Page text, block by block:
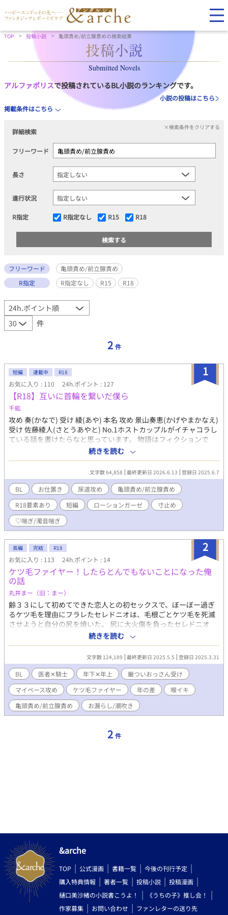
TOP 投稿小説 亀頭責め/前立腺責めの検索結果
Submitted Novels
アルファポリスで投稿されているBL小説のランキングです。
小説の投稿はこちら
掲載条件はこちら
詳細検索
×検索条件をクリアする
フリーワード
長さ
進行状況
R指定 R指定なし R15 R18
フリーワード
亀頭責め/前立腺責め
R指定
R指定なし R15 R18
件
2 件
1
短編 連載中 R18
お気に入り : 110 24h.ポイント : 127
【R18】互いに首輪を繋いだ僕ら
千紘
攻め 奏(かなで) 受け 綾(あや) 本名 攻め 景山奏恵(かげやまかなえ)
受け 佐藤綾人(さとうあやと) No.1ホストカップルがイチャコラし
ている話を書けたらなと思っています。 物語はフィクションで
す。 続く予定、ほぼR18になると思います。 続いてる話とただ致
してるだけの話がありますが多分1話ずつでも読めます。
続きを読む
文字数 64,858 最終更新日 2026.6.13 登録日 2025.6.7
BL お仕置き 尿道攻め
亀頭責め/前立腺責め
R18要素あり
短編 ローションガーゼ
寸止め
♡喘ぎ/濁音喘ぎ
2
長編 完結 R18
お気に入り : 113 24h.ポイント : 14
ケツ毛ファイヤー！したらとんでもないことになった俺
の話
丸井まー（旧：まー）
齢３３にして初めてできた恋人との初セックスで、ぼーぼー過ぎ
るケツ毛を理由にフラレたセレドニオは、毛根ごとケツ毛を死滅
させようと自分の尻を焼いた。 尻に大火傷を負ったセレドニオ
は、病院に入院することになる。 自分でケツ毛ファイヤーしちゃ
ったおっさんのお話。 マイペースな年下医者✕ケツ毛ファイヤー
した厳ついおっさん騎士。 ※ムーンライトノベルズさんでも公開
しております。 ※何でも許せる人向けです。 ※全35話＋おまけの
小話 ※エロあり回には※がついてます。
続きを読む
文字数 124,189 最終更新日 2025.5.5 登録日 2025.3.31
BL 医者✕騎士 年下✕年上
厳ついおっさん受け
マイペース攻め
ケツ毛ファイヤー 年の差
喉イキ
亀頭責め/前立腺責め
お漏らし/潮吹き
2 件
&arche
TOP 公式漫画 書籍一覧
今後の刊行予定
購入特典情報
著者一覧 投稿小説
投稿漫画
樋口美沙緒の小説書こうよ！
《うちの子》推し会！
作家募集
お問い合わせ ファンレターの送り先